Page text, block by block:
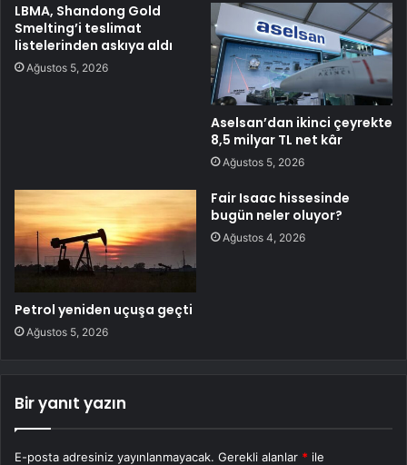
LBMA, Shandong Gold
Smelting’i teslimat
listelerinden askıya aldı
Ağustos 5, 2026
Aselsan’dan ikinci çeyrekte
8,5 milyar TL net kâr
Ağustos 5, 2026
Petrol yeniden uçuşa geçti
Ağustos 5, 2026
Fair Isaac hissesinde
bugün neler oluyor?
Ağustos 4, 2026
Bir yanıt yazın
E-posta adresiniz yayınlanmayacak. Gerekli alanlar * ile